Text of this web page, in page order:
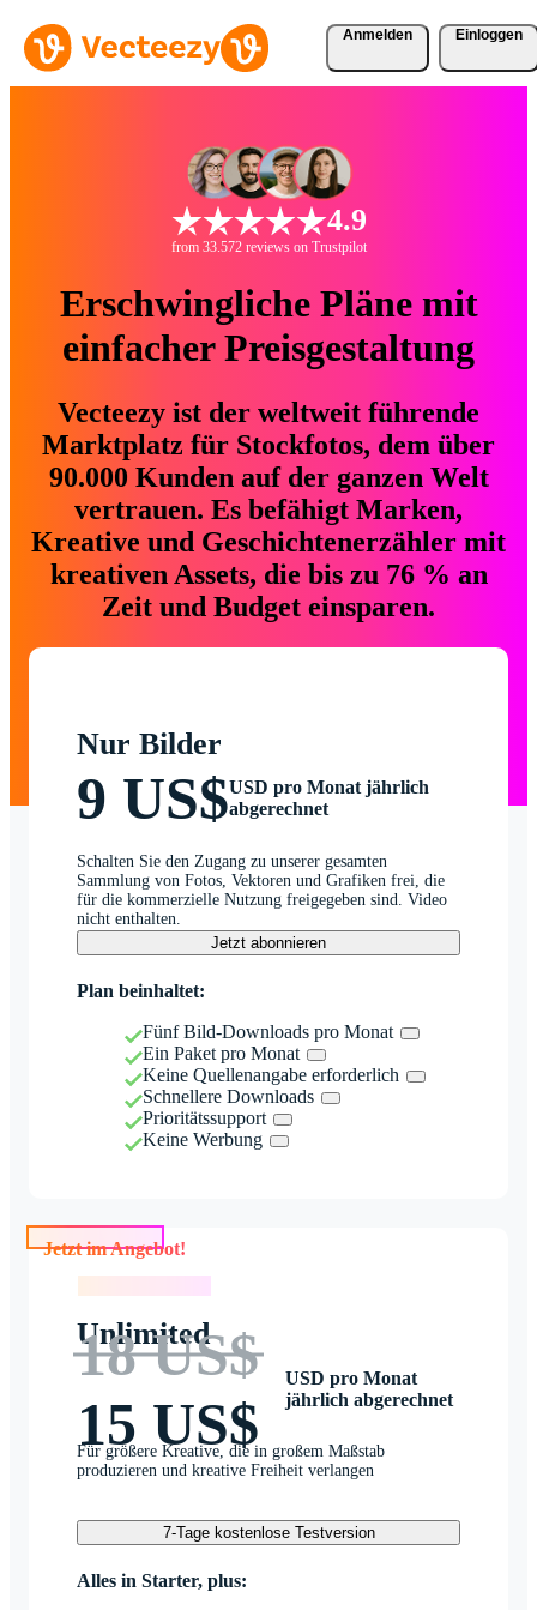
Anmelden Einloggen
4.9
from 33.572 reviews on Trustpilot
Erschwingliche Pläne mit
einfacher Preisgestaltung
Vecteezy ist der weltweit führende
Marktplatz für Stockfotos, dem über
90.000 Kunden auf der ganzen Welt
vertrauen. Es befähigt Marken,
Kreative und Geschichtenerzähler mit
kreativen Assets, die bis zu 76 % an
Zeit und Budget einsparen.
Nur Bilder
9 US$USD pro Monat jährlich
abgerechnet
Schalten Sie den Zugang zu unserer gesamten
Sammlung von Fotos, Vektoren und Grafiken frei, die
für die kommerzielle Nutzung freigegeben sind. Video
nicht enthalten.
Jetzt abonnieren
Plan beinhaltet:
Fünf Bild-Downloads pro Monat
Ein Paket pro Monat
Keine Quellenangabe erforderlich
Schnellere Downloads
Prioritätssupport
Keine Werbung
Jetzt im Angebot!
Unlimited
18 US$
15 US$
USD pro Monat
jährlich abgerechnet
Für größere Kreative, die in großem Maßstab
produzieren und kreative Freiheit verlangen
7-Tage kostenlose Testversion
Alles in Starter, plus: